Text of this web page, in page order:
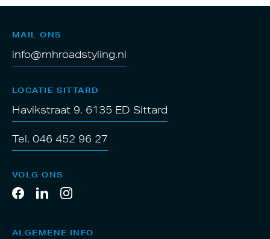
MAIL ONS
info@mhroadstyling.nl
LOCATIE SITTARD
Havikstraat 9, 6135 ED Sittard
Tel. 046 452 96 27
VOLG ONS
ALGEMENE INFO